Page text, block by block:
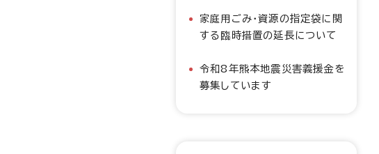
家庭用ごみ・資源の指定袋に関
する臨時措置の延長について
令和8年熊本地震災害義援金を
募集しています